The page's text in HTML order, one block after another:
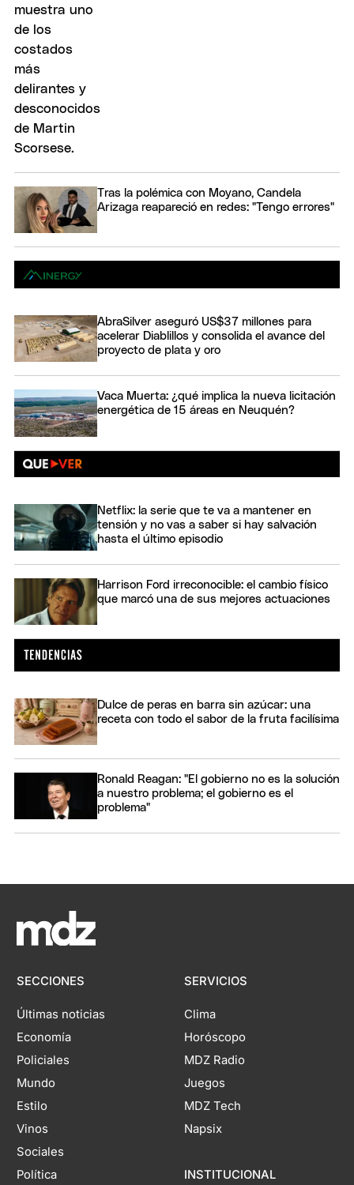
Tras la polémica con Moyano, Candela
Arizaga reapareció en redes: "Tengo errores"
AbraSilver aseguró US$37 millones para
acelerar Diablillos y consolida el avance del
proyecto de plata y oro
Vaca Muerta: ¿qué implica la nueva licitación
energética de 15 áreas en Neuquén?
Netflix: la serie que te va a mantener en
tensión y no vas a saber si hay salvación
hasta el último episodio
Harrison Ford irreconocible: el cambio físico
que marcó una de sus mejores actuaciones
Dulce de peras en barra sin azúcar: una
receta con todo el sabor de la fruta facilísima
Ronald Reagan: "El gobierno no es la solución
a nuestro problema; el gobierno es el
problema"
SECCIONES
Últimas noticias
Economía
Policiales
Mundo
Estilo
Vinos
Sociales
Política
SERVICIOS
Clima
Horóscopo
MDZ Radio
Juegos
MDZ Tech
Napsix
INSTITUCIONAL